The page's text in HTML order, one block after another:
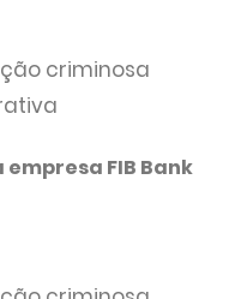
criminosa
FIB Bank